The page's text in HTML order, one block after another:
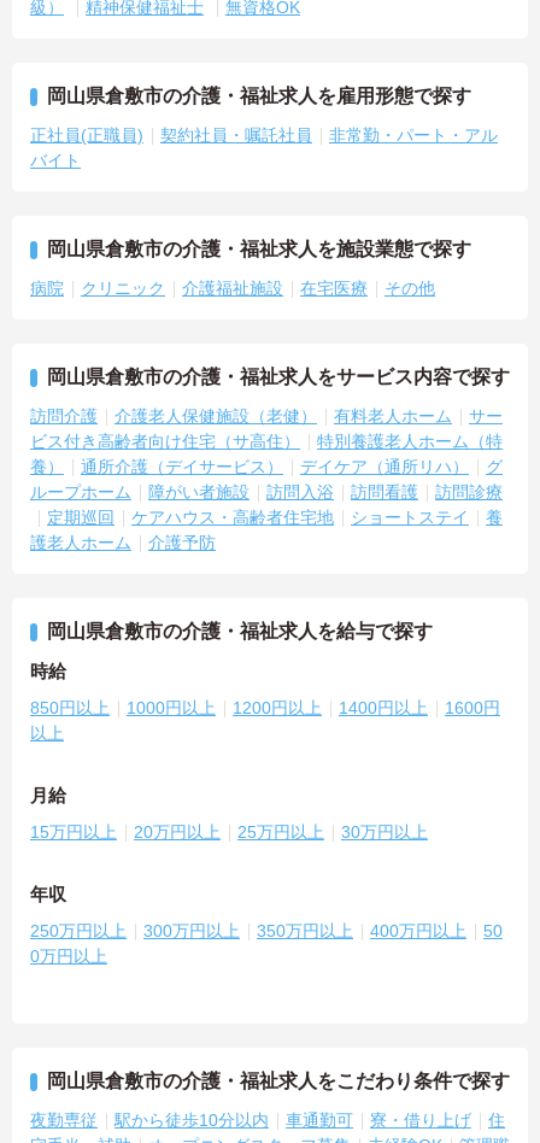
級）
精神保健福祉士 無資格OK
岡山県倉敷市の介護・福祉求人を雇用形態で探す
正社員(正職員) 契約社員・嘱託社員
非常勤・パート・アル
バイト
岡山県倉敷市の介護・福祉求人を施設業態で探す
病院 クリニック 介護福祉施設 在宅医療 その他
岡山県倉敷市の介護・福祉求人をサービス内容で探す
訪問介護 介護老人保健施設（老健） 有料老人ホーム
サー
ビス付き高齢者向け住宅（サ高住）
特別養護老人ホーム（特
養）
通所介護（デイサービス） デイケア（通所リハ）
グ
ループホーム
障がい者施設 訪問入浴 訪問看護
訪問診療
定期巡回
ケアハウス・高齢者住宅地 ショートステイ
養
護老人ホーム
介護予防
岡山県倉敷市の介護・福祉求人を給与で探す
時給
850円以上 1000円以上 1200円以上 1400円以上
1600円
以上
月給
15万円以上 20万円以上 25万円以上 30万円以上
年収
250万円以上 300万円以上 350万円以上 400万円以上
50
0万円以上
岡山県倉敷市の介護・福祉求人をこだわり条件で探す
夜勤専従 駅から徒歩10分以内 車通勤可 寮・借り上げ
住